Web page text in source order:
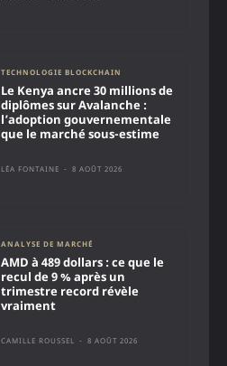
TECHNOLOGIE BLOCKCHAIN
Le Kenya ancre 30 millions de
diplômes sur Avalanche :
l’adoption gouvernementale
que le marché sous-estime
LÉA FONTAINE - 8 AOÛT 2026
ANALYSE DE MARCHÉ
AMD à 489 dollars : ce que le
recul de 9 % après un
trimestre record révèle
vraiment
CAMILLE ROUSSEL - 8 AOÛT 2026